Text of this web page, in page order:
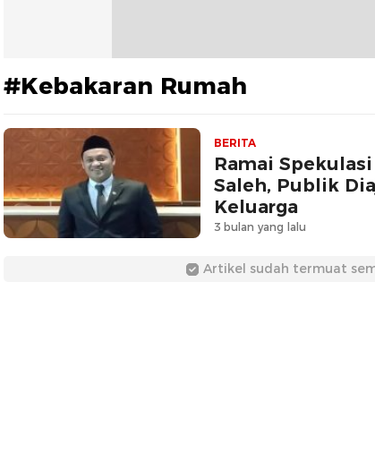
#Kebakaran Rumah
BERITA
Ramai
Saleh, Publik
Keluarga
3 bulan yang lalu
Artikel sudah termuat